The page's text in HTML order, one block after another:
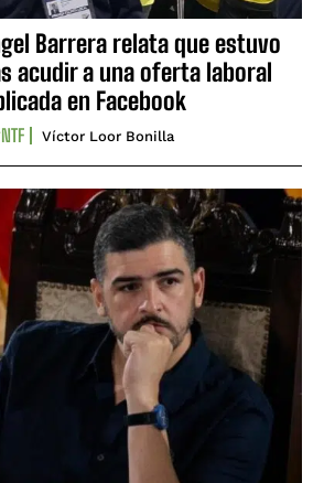
Barrera relata que estuvo
acudir a una oferta laboral
en Facebook
Víctor Loor Bonilla